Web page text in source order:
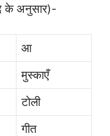
के अनुसार)-
आ
मुस्काएँ
टोली
गीत